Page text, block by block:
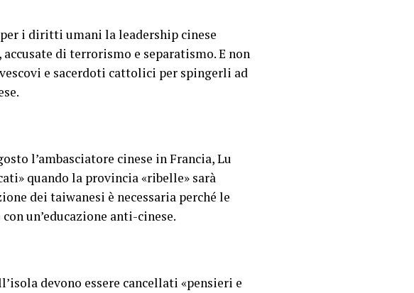
i diritti umani la leadership cinese
di terrorismo e separatismo. E non
e sacerdoti cattolici per spingerli ad
l’ambasciatore cinese in Francia, Lu
quando la provincia «ribelle» sarà
dei taiwanesi è necessaria perché le
un’educazione anti-cinese.
devono essere cancellati «pensieri e